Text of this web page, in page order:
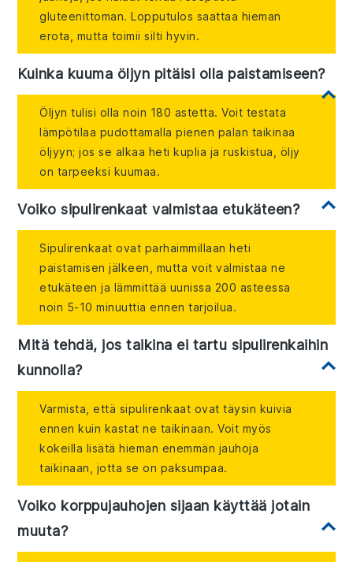
gluteenittoman. Lopputulos saattaa hieman
erota, mutta toimii silti hyvin.
Kuinka kuuma öljyn pitäisi olla paistamiseen?
Öljyn tulisi olla noin 180 astetta. Voit testata
lämpötilaa pudottamalla pienen palan taikinaa
öljyyn; jos se alkaa heti kuplia ja ruskistua, öljy
on tarpeeksi kuumaa.
Voiko sipulirenkaat valmistaa etukäteen?
Sipulirenkaat ovat parhaimmillaan heti
paistamisen jälkeen, mutta voit valmistaa ne
etukäteen ja lämmittää uunissa 200 asteessa
noin 5-10 minuuttia ennen tarjoilua.
Mitä tehdä, jos taikina ei tartu sipulirenkaihin
kunnolla?
Varmista, että sipulirenkaat ovat täysin kuivia
ennen kuin kastat ne taikinaan. Voit myös
kokeilla lisätä hieman enemmän jauhoja
taikinaan, jotta se on paksumpaa.
Voiko korppujauhojen sijaan käyttää jotain
muuta?